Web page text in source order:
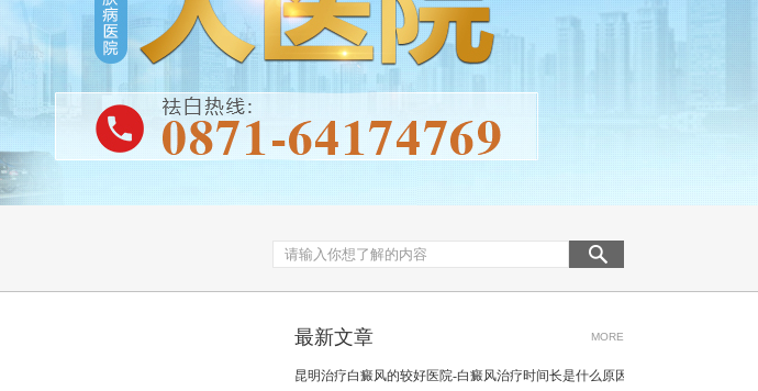
最新文章 MORE
昆明治疗白癜风的较好医院-白癜风治疗时间长是什么原因引起的